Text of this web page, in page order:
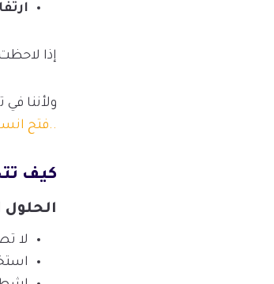
إذا
ولأننا
..فتح
كيف
الحلول
لا